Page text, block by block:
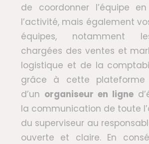
de coordonner l’équipe
l’activité, mais également
équipes, notamment
chargées des ventes et
logistique et de la
grâce à cette plateforme
d’un organiseur en ligne
la communication de toute
du superviseur au
ouverte et claire. En